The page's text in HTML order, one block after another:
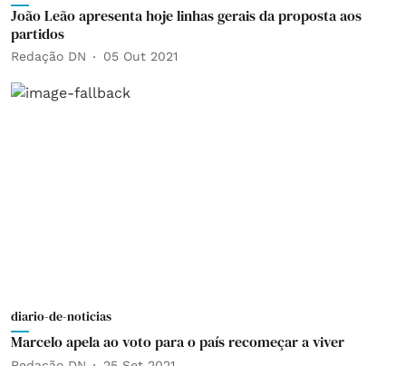
João Leão apresenta hoje linhas gerais da proposta aos
partidos
Redação DN 05 Out 2021
diario-de-noticias
Marcelo apela ao voto para o país recomeçar a viver